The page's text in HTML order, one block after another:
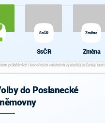
SsČR
SsČR
Změna
Změna
do Poslanecké